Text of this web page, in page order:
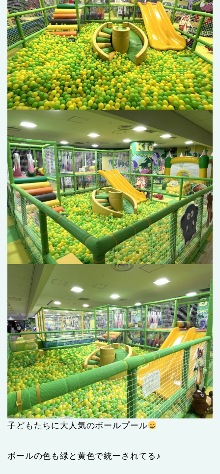
子どもたちに大人気のボールプール
ボールの色も緑と黄色で統一されてる♪